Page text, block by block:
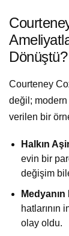
Dönüştü?
Courteney
değil; modern
verilen bir
Halkın
evin bir
değişim
hatlarının
olay oldu.